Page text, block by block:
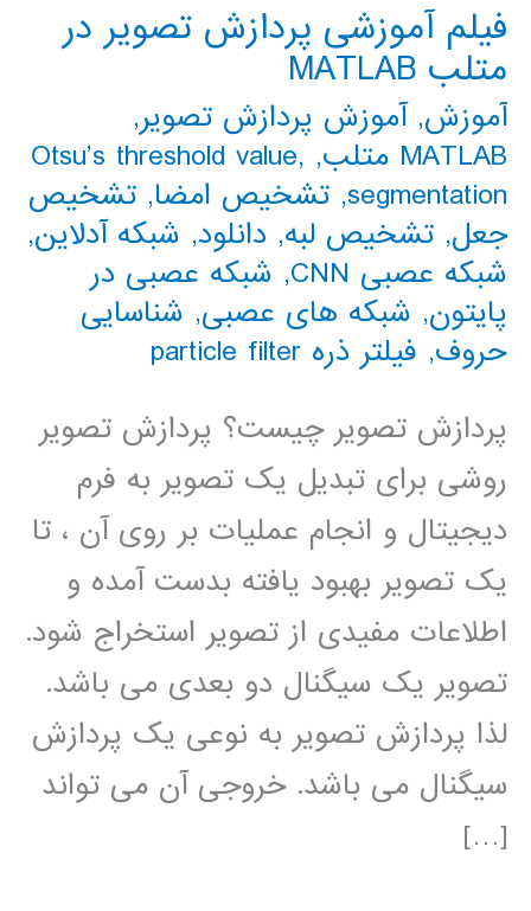
فیلم آموزشی پردازش تصویر در
متلب MATLAB
آموزش,آموزش پردازش تصویر,
MATLAB متلب
,
Otsu’s threshold value,
segmentation
, تشخیص امضا, تشخیص
جعل, تشخیص لبه, دانلود, شبکه آدلاین,
شبکه عصبی CNN
, شبکه عصبی در
پایتون, شبکه های عصبی, شناسایی
حروف, فیلتر ذره particle filter
پردازش تصویر چیست؟ پردازش تصویر
روشی برای تبدیل یک تصویر به فرم
دیجیتال و انجام عملیات بر روی آن ، تا
یک تصویر بهبود یافته بدست آمده و
اطلاعات مفیدی از تصویر استخراج شود.
تصویر یک سیگنال دو بعدی می باشد.
لذا پردازش تصویر به نوعی یک پردازش
سیگنال می باشد. خروجی آن می تواند
[…]